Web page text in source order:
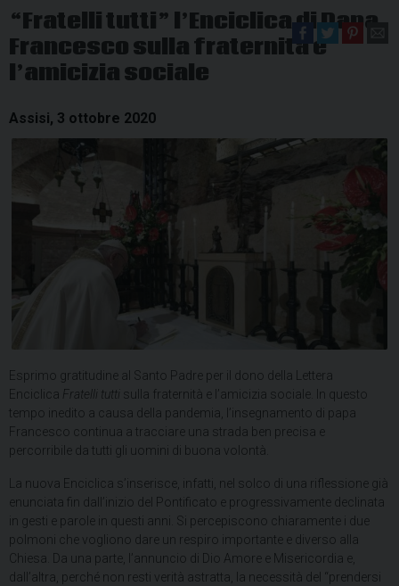
“Fratelli tutti” l’Enciclica di Papa
Francesco sulla fraternità e
l’amicizia sociale
Assisi, 3 ottobre 2020
Esprimo gratitudine al Santo Padre per il dono della Lettera
Enciclica Fratelli tutti sulla fraternità e l’amicizia sociale. In questo
tempo inedito a causa della pandemia, l’insegnamento di papa
Francesco continua a tracciare una strada ben precisa e
percorribile da tutti gli uomini di buona volontà.
La nuova Enciclica s’inserisce, infatti, nel solco di una riflessione già
enunciata fin dall’inizio del Pontificato e progressivamente declinata
in gesti e parole in questi anni. Si percepiscono chiaramente i due
polmoni che vogliono dare un respiro importante e diverso alla
Chiesa. Da una parte, l’annuncio di Dio Amore e Misericordia e,
dall’altra, perché non resti verità astratta, la necessità del “prendersi